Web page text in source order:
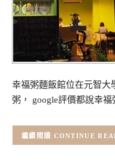
幸福粥麵飯館位在元智大
粥， google評價都說幸
CONTINUE